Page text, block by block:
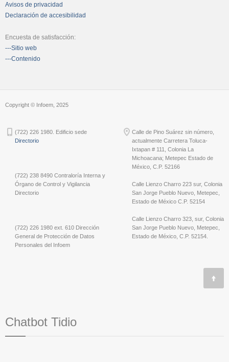
Avisos de privacidad
Declaración de accesibilidad
Encuesta de satisfacción:
---Sitio web
---Contenido
Copyright © Infoem, 2025
(722) 226 1980. Edificio sede
Directorio
(722) 238 8490 Contraloría Interna y
Órgano de Control y Vigilancia
Directorio
(722) 226 1980 ext. 610 Dirección
General de Protección de Datos
Personales del Infoem
Calle de Pino Suárez sin número,
actualmente Carretera Toluca-
Ixtapan # 111, Colonia La
Michoacana; Metepec Estado de
México, C.P. 52166
Calle Lienzo Charro 223 sur, Colonia
San Jorge Pueblo Nuevo, Metepec,
Estado de México C.P. 52154
Calle Lienzo Charro 323, sur, Colonia
San Jorge Pueblo Nuevo, Metepec,
Estado de México, C.P. 52154.
Chatbot Tidio